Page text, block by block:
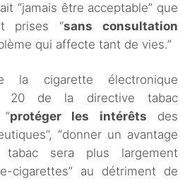
“jamais être acceptable” que
prises “sans consultation
qui affecte tant de vies.”
la cigarette électronique
20 de la directive tabac
protéger les intérêts des
“donner un avantage
sera plus largement
cigarettes” au détriment de